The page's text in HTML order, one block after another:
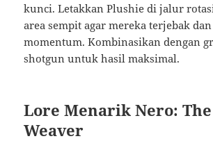
kunci. Letakkan Plushie di jalur
area sempit agar mereka terjebak
momentum. Kombinasikan dengan
shotgun untuk hasil maksimal.
Lore Menarik Nero:
Weaver